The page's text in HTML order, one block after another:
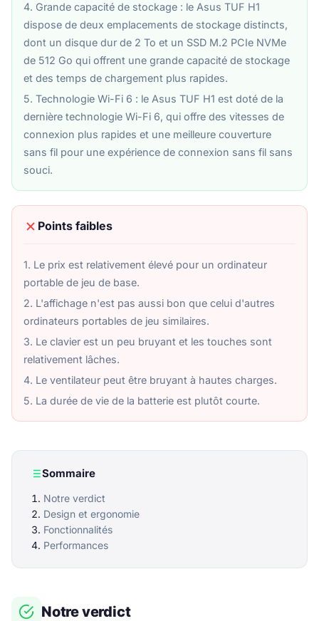
4. Grande capacité de stockage : le Asus TUF H1
dispose de deux emplacements de stockage distincts,
dont un disque dur de 2 To et un SSD M.2 PCIe NVMe
de 512 Go qui offrent une grande capacité de stockage
et des temps de chargement plus rapides.
5. Technologie Wi-Fi 6 : le Asus TUF H1 est doté de la
dernière technologie Wi-Fi 6, qui offre des vitesses de
connexion plus rapides et une meilleure couverture
sans fil pour une expérience de connexion sans fil sans
souci.
Points faibles
1. Le prix est relativement élevé pour un ordinateur
portable de jeu de base.
2. L'affichage n'est pas aussi bon que celui d'autres
ordinateurs portables de jeu similaires.
3. Le clavier est un peu bruyant et les touches sont
relativement lâches.
4. Le ventilateur peut être bruyant à hautes charges.
5. La durée de vie de la batterie est plutôt courte.
Sommaire
Notre verdict
Design et ergonomie
Fonctionnalités
Performances
Notre verdict